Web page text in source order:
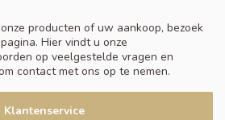
producten of uw aankoop, bezoek
Hier vindt u onze
op veelgestelde vragen en
contact met ons op te nemen.
Klantenservice